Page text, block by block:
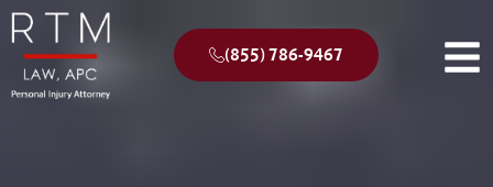
(855) 786-9467